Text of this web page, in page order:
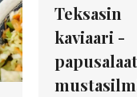
Teksasin
kaviaari -